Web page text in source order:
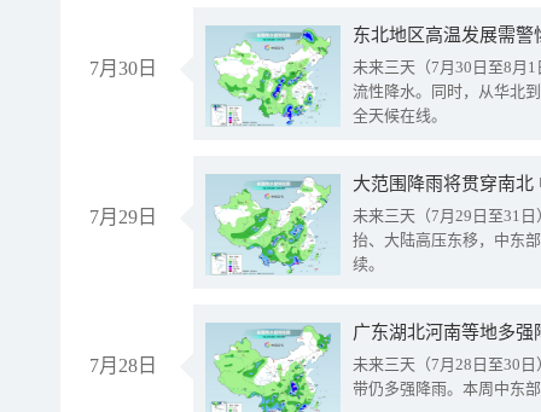
7月30日
东北地区高温发展需
未来三天（7月30日至8月
流性降水。同时，从华北
全天候在线。
7月29日
大范围降雨将贯穿南
未来三天（7月29日至31
抬、大陆高压东移，中东
续。
7月28日
广东湖北河南等地多
未来三天（7月28日至30
带仍多强降雨。本周中东